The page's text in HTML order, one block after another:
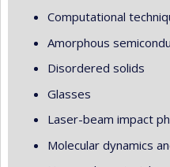
Computational
Amorphous
Disordered solids
Glasses
Laser-beam impact
Molecular dynamics